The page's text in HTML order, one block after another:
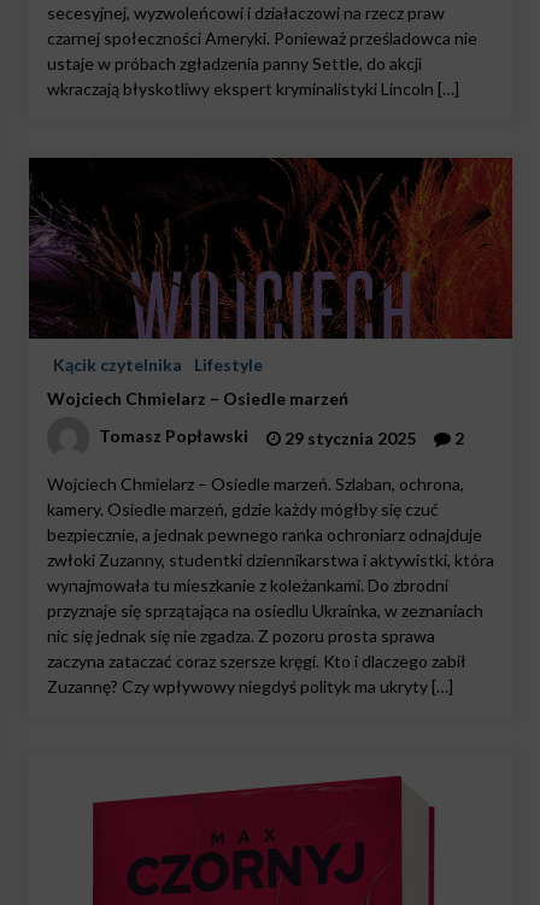
secesyjnej, wyzwoleńcowi i działaczowi na rzecz praw
czarnej społeczności Ameryki. Ponieważ prześladowca nie
ustaje w próbach zgładzenia panny Settle, do akcji
wkraczają błyskotliwy ekspert kryminalistyki Lincoln […]
Kącik czytelnika
Lifestyle
Wojciech Chmielarz – Osiedle marzeń
Tomasz Popławski
29 stycznia 2025 2
Wojciech Chmielarz – Osiedle marzeń. Szlaban, ochrona,
kamery. Osiedle marzeń, gdzie każdy mógłby się czuć
bezpiecznie, a jednak pewnego ranka ochroniarz odnajduje
zwłoki Zuzanny, studentki dziennikarstwa i aktywistki, która
wynajmowała tu mieszkanie z koleżankami. Do zbrodni
przyznaje się sprzątająca na osiedlu Ukrainka, w zeznaniach
nic się jednak się nie zgadza. Z pozoru prosta sprawa
zaczyna zataczać coraz szersze kręgi. Kto i dlaczego zabił
Zuzannę? Czy wpływowy niegdyś polityk ma ukryty […]